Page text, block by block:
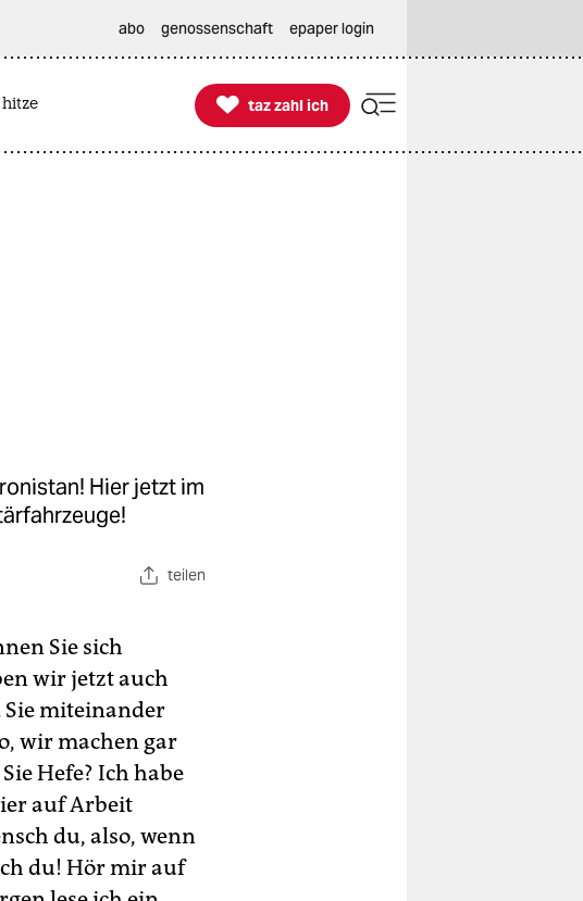
abo genossenschaft epaper login
hitze 
taz zahl ich
taz zahl ich
Hier jetzt im
teilen
Sie sich
wir jetzt auch
miteinander
wir machen gar
Hefe? Ich habe
auf Arbeit
du, also, wenn
du! Hör mir auf